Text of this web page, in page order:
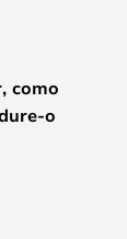
como
o